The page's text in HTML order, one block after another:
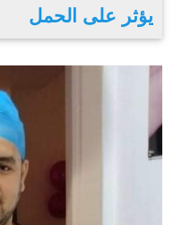
يؤثر على الحمل